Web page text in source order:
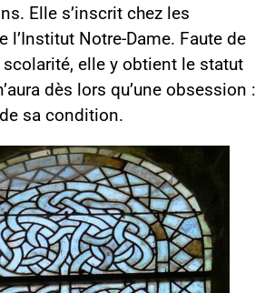
Elle s’inscrit chez les
l’Institut Notre-Dame. Faute de
elle y obtient le statut
dès lors qu’une obsession :
sa condition.